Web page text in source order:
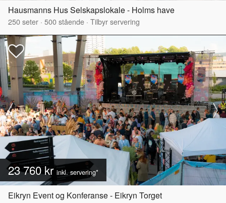
Hausmanns Hus Selskapslokale - Holms have
250seter · 500stående · Tilbyr servering
23 760 krinkl. servering*
Eikryn Event og Konferanse - Eikryn Torget